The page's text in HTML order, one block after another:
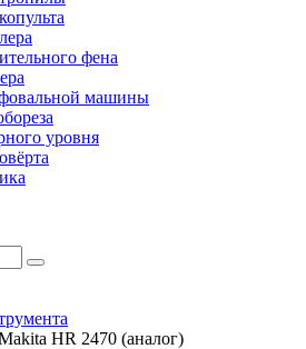
фена
машины
уровня
HR 2470 (аналог)